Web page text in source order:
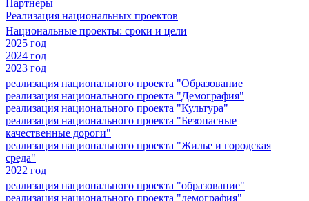
Партнеры
Реализация национальных проектов
Национальные проекты: сроки и цели
2025 год
2024 год
2023 год
реализация национального проекта "Образование
реализация национального проекта "Демография"
реализация национального проекта "Культура"
реализация национального проекта "Безопасные
качественные дороги"
реализация национального проекта "Жилье и городская
среда"
2022 год
реализация национального проекта "образование"
реализация национального проекта "демография"